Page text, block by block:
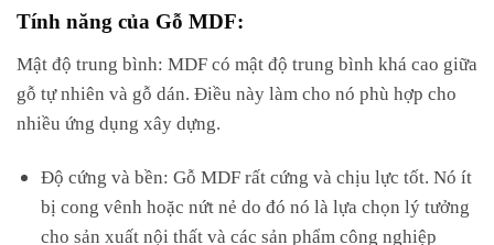
Tính năng của Gỗ MDF:
Mật độ trung bình: MDF có mật độ trung bình khá cao giữa
gỗ tự nhiên và gỗ dán. Điều này làm cho nó phù hợp cho
nhiều ứng dụng xây dựng.
Độ cứng và bền: Gỗ MDF rất cứng và chịu lực tốt. Nó ít
bị cong vênh hoặc nứt nẻ do đó nó là lựa chọn lý tưởng
cho sản xuất nội thất và các sản phẩm công nghiệp